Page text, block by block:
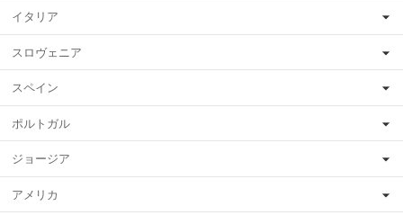
イタリア
スロヴェニア
スペイン
ポルトガル
ジョージア
アメリカ